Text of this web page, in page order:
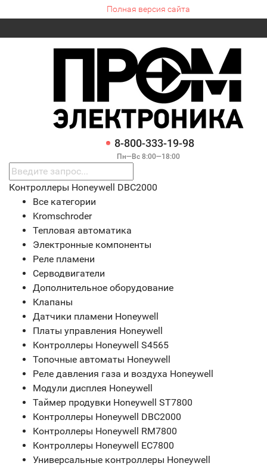
Полная версия сайта
8-800-333-19-98
Пн—Вс 8:00—18:00
Контроллеры Honeywell DBC2000
Все категории
Kromschroder
Тепловая автоматика
Электронные компоненты
Реле пламени
Серводвигатели
Дополнительное оборудование
Клапаны
Датчики пламени Honeywell
Платы управления Honeywell
Контроллеры Honeywell S4565
Топочные автоматы Honeywell
Реле давления газа и воздуха Honeywell
Модули дисплея Honeywell
Таймер продувки Honeywell ST7800
Контроллеры Honeywell DBC2000
Контроллеры Honeywell RM7800
Контроллеры Honeywell EC7800
Универсальные контроллеры Honeywell